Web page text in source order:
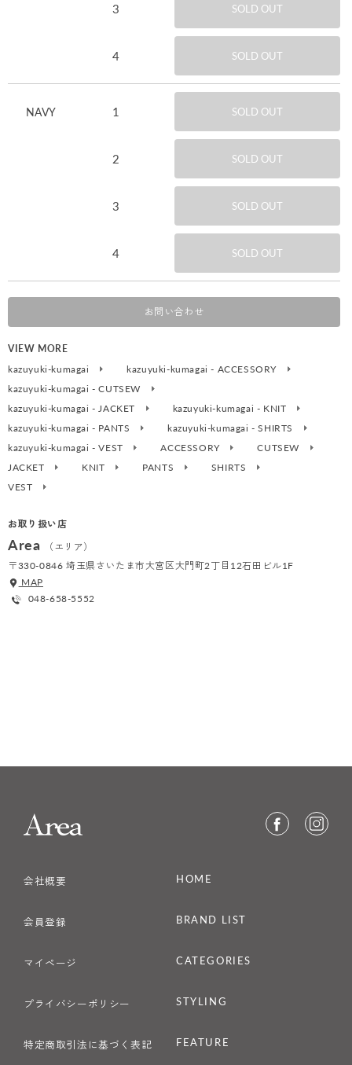
3 SOLD OUT
4 SOLD OUT
NAVY 1 SOLD OUT
2 SOLD OUT
3 SOLD OUT
4 SOLD OUT
お問い合わせ
VIEW MORE
kazuyuki-kumagai
kazuyuki-kumagai - ACCESSORY
kazuyuki-kumagai - CUTSEW
kazuyuki-kumagai - JACKET
kazuyuki-kumagai - KNIT
kazuyuki-kumagai - PANTS
kazuyuki-kumagai - SHIRTS
kazuyuki-kumagai - VEST
ACCESSORY
CUTSEW
JACKET
KNIT PANTS
SHIRTS
VEST
お取り扱い店
Area
（エリア）
〒330-0846 埼玉県さいたま市大宮区大門町2丁目12石田ビル1F
MAP
048-658-5552
会社概要
会員登録
マイページ
プライバシーポリシー
特定商取引法に基づく表記
HOME
BRAND LIST
CATEGORIES
STYLING
FEATURE